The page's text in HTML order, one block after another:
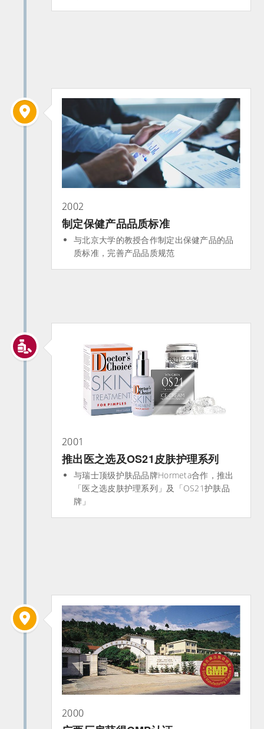
2002
制定保健产品品质标准
与北京大学的教授合作制定出保健产品的品
质标准，完善产品品质规范
2001
推出医之选及OS21皮肤护理系列
与瑞士顶级护肤品品牌Hormeta合作，推出
「医之选皮肤护理系列」及「OS21护肤品
牌」
2000